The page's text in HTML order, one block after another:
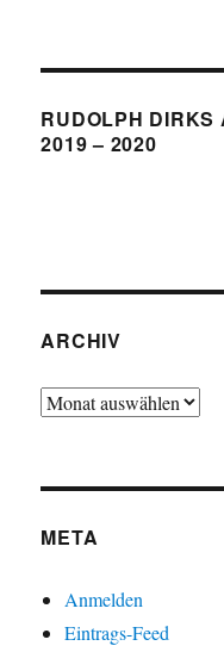
RUDOLPH DIRKS
2019 – 2020
ARCHIV
Archiv
META
Anmelden
Eintrags-Feed